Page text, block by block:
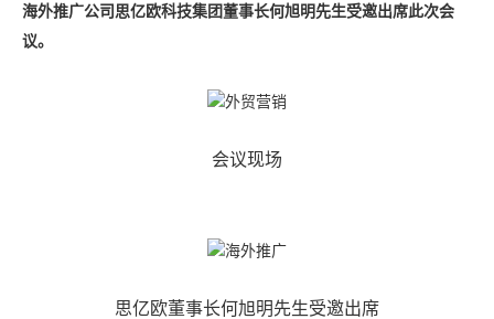
海外推广公司思亿欧科技集团董事长何旭明先生受邀出席此次会
议。
会议现场
思亿欧董事长何旭明先生受邀出席